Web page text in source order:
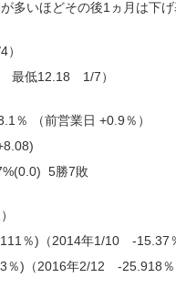
多いほどその後1ヵ月は下げ
低12.18 1/7）
％ （前営業日 +0.9％）
5勝7敗
％)（2014年1/10 -15.37
)（2016年2/12 -25.918